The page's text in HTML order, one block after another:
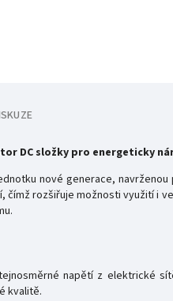
DC složky pro energeticky
nové generace,
rozšiřuje možnosti využití i
napětí z elektrické
kvalitě.